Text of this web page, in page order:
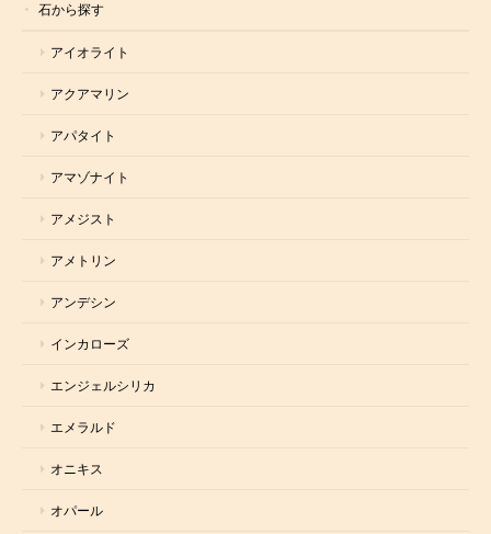
石から探す
アイオライト
アクアマリン
アパタイト
アマゾナイト
アメジスト
アメトリン
アンデシン
インカローズ
エンジェルシリカ
エメラルド
オニキス
オパール